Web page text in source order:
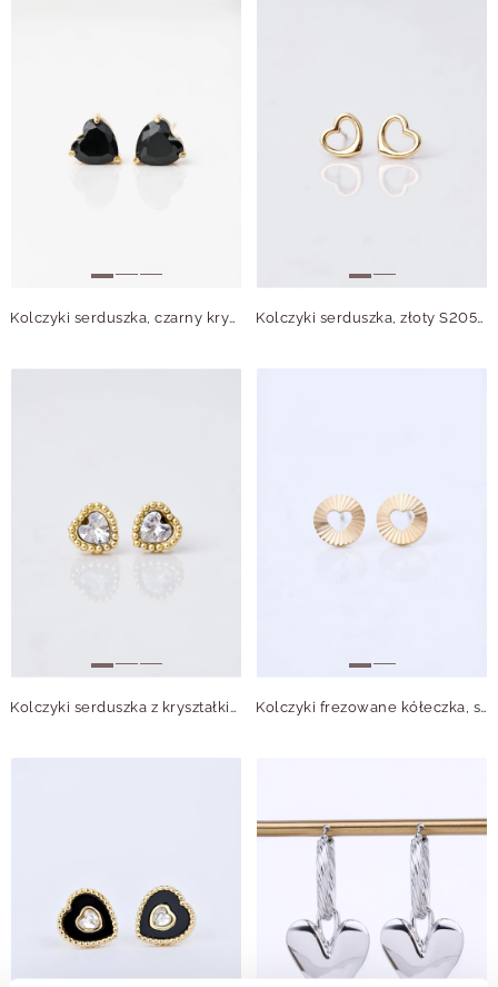
Kolczyki serduszka, czarny kryształek, złoty S206624Z01 Kolczyki serduszka, złoty S205918Z00
Kolczyki serduszka z kryształkiem, złoty S206087Z00 Kolczyki frezowane kółeczka, serduszka, stal pozłacana S211744Z00